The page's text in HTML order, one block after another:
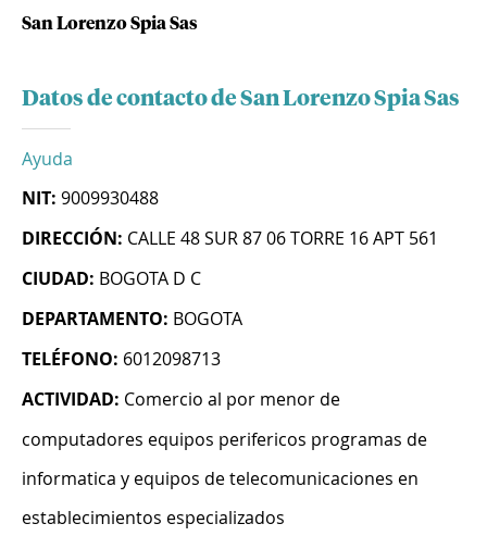
San Lorenzo Spia Sas
Datos de contacto de San Lorenzo Spia Sas
Ayuda
NIT: 9009930488
DIRECCIÓN: CALLE 48 SUR 87 06 TORRE 16 APT 561
CIUDAD: BOGOTA D C
DEPARTAMENTO: BOGOTA
TELÉFONO: 6012098713
ACTIVIDAD: Comercio al por menor de
computadores equipos perifericos programas de
informatica y equipos de telecomunicaciones en
establecimientos especializados